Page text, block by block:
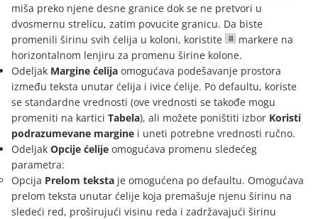
miša preko njene desne granice dok se ne pretvori u
dvosmernu strelicu, zatim povucite granicu. Da biste
promenili širinu svih ćelija u koloni, koristite
markere na
horizontalnom lenjiru za promenu širine kolone.
Odeljak Margine ćelija omogućava podešavanje prostora
između teksta unutar ćelija i ivice ćelije. Po defaultu, koriste
se standardne vrednosti (ove vrednosti se takođe mogu
promeniti na kartici Tabela), ali možete poništiti izbor Koristi
podrazumevane margine i uneti potrebne vrednosti ručno.
Odeljak Opcije ćelije omogućava promenu sledećeg
parametra:
Opcija Prelom teksta je omogućena po defaultu. Omogućava
prelom teksta unutar ćelije koja premašuje njenu širinu na
sledeći red, proširujući visinu reda i zadržavajući širinu